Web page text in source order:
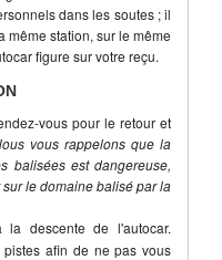
dans les soutes ; il
même station, sur le même
figure sur votre reçu.
vous pour le retour et
vous rappelons que la
balisées est dangereuse,
le domaine balisé par la
la descente de l'autocar.
afin de ne pas vous